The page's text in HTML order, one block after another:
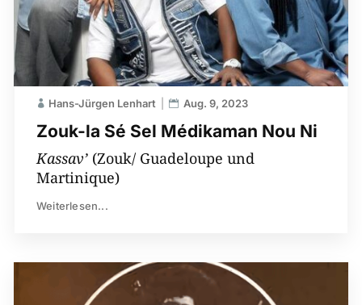
Zouk-la Sé Sel Médikaman Nou Ni
Hans-Jürgen Lenhart Aug. 9, 2023
Kassav’ (Zouk/ Guadeloupe und
Martinique)
Weiterlesen...